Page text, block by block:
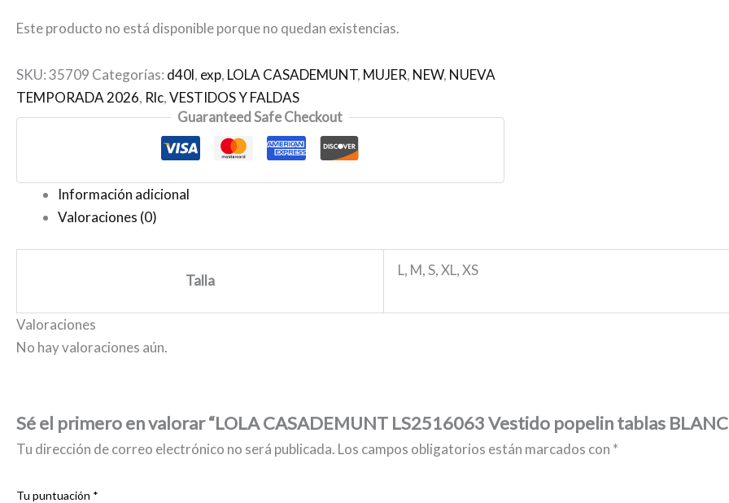
Este producto no está disponible porque no quedan existencias.
SKU:35709 Categorías: d40l, exp, LOLA CASADEMUNT, MUJER, NEW, NUEVA
TEMPORADA 2026, Rlc,VESTIDOS Y FALDAS
Guaranteed Safe Checkout
Información adicional
Valoraciones (0)
Talla
L, M, S, XL, XS
Valoraciones
No hay valoraciones aún.
Sé el primero en valorar “LOLA CASADEMUNT LS2516063 Vestido popelin tablas
Tu dirección de correo electrónico no será publicada. Los campos obligatorios están marcados con *
Tu puntuación *